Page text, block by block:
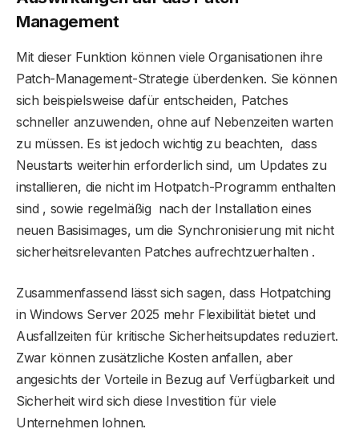
Management
Mit dieser Funktion können viele Organisationen ihre
Patch-Management-Strategie überdenken. Sie können
sich beispielsweise dafür entscheiden, Patches
schneller anzuwenden, ohne auf Nebenzeiten warten
zu müssen. Es ist jedoch wichtig zu beachten, dass
Neustarts weiterhin erforderlich sind, um Updates zu
installieren, die nicht im Hotpatch-Programm enthalten
sind , sowie regelmäßig nach der Installation eines
neuen Basisimages, um die Synchronisierung mit nicht
sicherheitsrelevanten Patches aufrechtzuerhalten .
Zusammenfassend lässt sich sagen, dass Hotpatching
in Windows Server 2025 mehr Flexibilität bietet und
Ausfallzeiten für kritische Sicherheitsupdates reduziert.
Zwar können zusätzliche Kosten anfallen, aber
angesichts der Vorteile in Bezug auf Verfügbarkeit und
Sicherheit wird sich diese Investition für viele
Unternehmen lohnen.